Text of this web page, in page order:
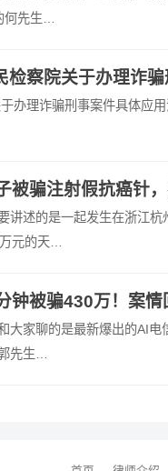
何先生…
检察院关于办理诈
办理诈骗刑事案件具体应
被骗注射假抗癌针
讲述的是一起发生在浙江
元的天…
钟被骗430万！案情
大家聊的是最新爆出的AI
先生…